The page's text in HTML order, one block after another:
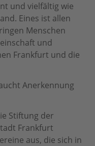
und vielfältig wie
Eines ist allen
Menschen
und
Frankfurt und die
Anerkennung
Stiftung der
Frankfurt
aus, die sich in